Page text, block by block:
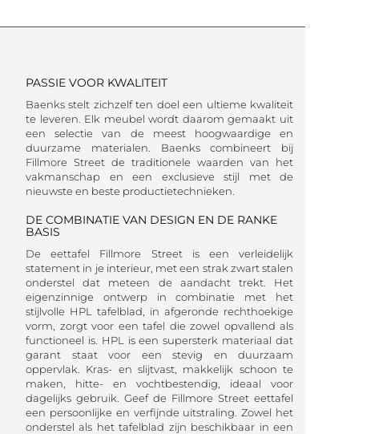
PASSIE VOOR KWALITEIT
Baenks stelt zichzelf ten doel een ultieme kwaliteit
te leveren. Elk meubel wordt daarom gemaakt uit
een selectie van de meest hoogwaardige en
duurzame materialen. Baenks combineert bij
Fillmore Street de traditionele waarden van het
vakmanschap en een exclusieve stijl met de
nieuwste en beste productietechnieken.
DE COMBINATIE VAN DESIGN EN DE RANKE
BASIS
De eettafel Fillmore Street is een verleidelijk
statement in je interieur, met een strak zwart stalen
onderstel dat meteen de aandacht trekt. Het
eigenzinnige ontwerp in combinatie met het
stijlvolle HPL tafelblad, in afgeronde rechthoekige
vorm, zorgt voor een tafel die zowel opvallend als
functioneel is. HPL is een supersterk materiaal dat
garant staat voor een stevig en duurzaam
oppervlak. Kras- en slijtvast, makkelijk schoon te
maken, hitte- en vochtbestendig, ideaal voor
dagelijks gebruik. Geef de Fillmore Street eettafel
een persoonlijke en verfijnde uitstraling. Zowel het
onderstel als het tafelblad zijn beschikbaar in een